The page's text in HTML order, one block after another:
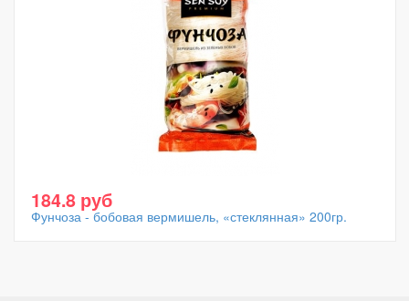
184.8 руб
Фунчоза - бобовая вермишель, «стеклянная» 200гр.